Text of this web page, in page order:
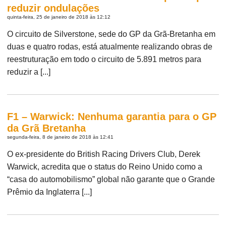
reduzir ondulações
quinta-feira, 25 de janeiro de 2018 às 12:12
O circuito de Silverstone, sede do GP da Grã-Bretanha em
duas e quatro rodas, está atualmente realizando obras de
reestruturação em todo o circuito de 5.891 metros para
reduzir a [...]
F1 – Warwick: Nenhuma garantia para o GP
da Grã Bretanha
segunda-feira, 8 de janeiro de 2018 às 12:41
O ex-presidente do British Racing Drivers Club, Derek
Warwick, acredita que o status do Reino Unido como a
“casa do automobilismo” global não garante que o Grande
Prêmio da Inglaterra [...]